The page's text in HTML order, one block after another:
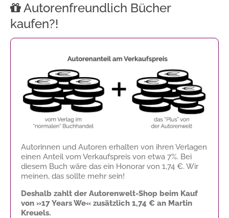
Autorenfreundlich Bücher
kaufen?!
Autorinnen und Autoren erhalten von ihren Verlagen
einen Anteil vom Verkaufspreis von etwa 7%. Bei
diesem Buch wäre das ein Honorar von 1,74 €. Wir
meinen, das sollte mehr sein!
Deshalb zahlt der Autorenwelt-Shop beim Kauf
von »17 Years We« zusätzlich 1,74 € an Martin
Kreuels.